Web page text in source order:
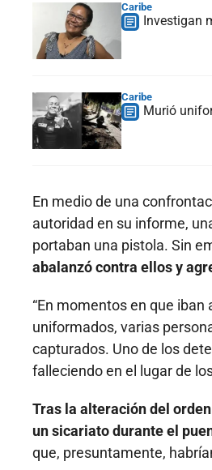
Caribe
Investigan
Caribe
Murió
En medio de una
autoridad en su informe,
portaban una pistola. Sin
abalanzó contra ellos y
“En momentos en que
uniformados, varias
capturados. Uno de los
falleciendo en el lugar de
Tras la alteración del
un sicariato durante el
que, presuntamente,